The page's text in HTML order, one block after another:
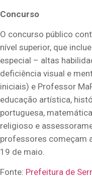
Concurso
O concurso público
nível superior, que
especial – altas
deficiência visual e
iniciais) e Professor
educação artística,
portuguesa,
religioso e
professores começam
19 de maio.
Fonte: Prefeitura de